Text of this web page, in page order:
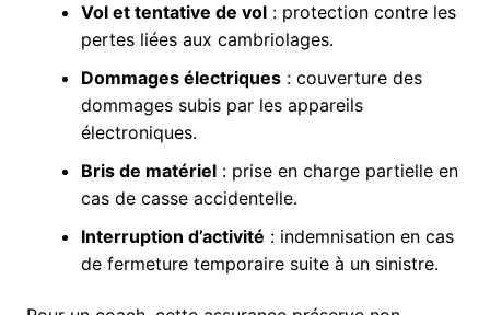
Vol et tentative de vol: protection contre les
pertes liées aux cambriolages.
Dommages électriques: couverture des
dommages subis par les appareils
électroniques.
Bris de matériel: prise en charge partielle en
cas de casse accidentelle.
Interruption d’activité : indemnisation en cas
de fermeture temporaire suite à un sinistre.